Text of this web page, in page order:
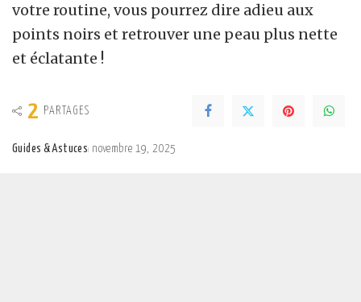
votre routine, vous pourrez dire adieu aux
points noirs et retrouver une peau plus nette
et éclatante !
2 PARTAGES
Guides & Astuces novembre 19, 2025